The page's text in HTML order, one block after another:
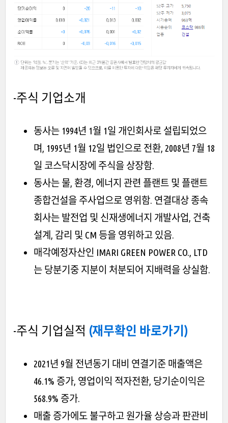
-주식 기업소개
동사는 1994년 1월 1일 개인회사로 설립되었으
며, 1995년 1월 12일 법인으로 전환, 2008년 7월 18
일 코스닥시장에 주식을 상장함.
동사는 물, 환경, 에너지 관련 플랜트 및 플랜트
종합건설을 주사업으로 영위함. 연결대상 종속
회사는 발전업 및 신재생에너지 개발사업, 건축
설계, 감리 및 CM 등을 영위하고 있음.
매각예정자산인 IMARI GREEN POWER CO., LTD
는 당분기중 지분이 처분되어 지배력을 상실함.
-주식 기업실적 (재무확인 바로가기)
2021년 9월 전년동기 대비 연결기준 매출액은
46.1% 증가, 영업이익 적자전환, 당기순이익은
568.9% 증가.
매출 증가에도 불구하고 원가율 상승과 판관비